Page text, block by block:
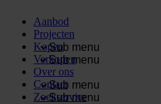
Aanbod
Projecten
Sub menu
Kopen
Sub menu
Verkopen
Over ons
Sub menu
Contact
Sub menu
Zoekservice